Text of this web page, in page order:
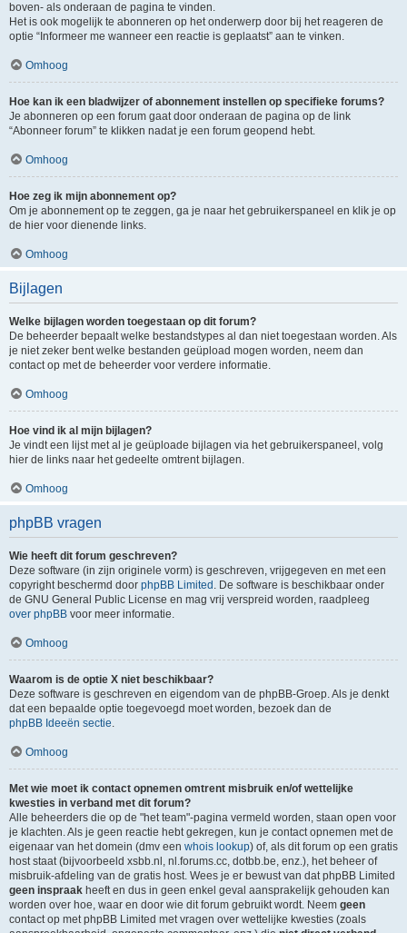
boven- als onderaan de pagina te vinden.
Het is ook mogelijk te abonneren op het onderwerp door bij het reageren de
optie “Informeer me wanneer een reactie is geplaatst” aan te vinken.
Omhoog
Hoe kan ik een bladwijzer of abonnement instellen op specifieke forums?
Je abonneren op een forum gaat door onderaan de pagina op de link
“Abonneer forum” te klikken nadat je een forum geopend hebt.
Omhoog
Hoe zeg ik mijn abonnement op?
Om je abonnement op te zeggen, ga je naar het gebruikerspaneel en klik je op
de hier voor dienende links.
Omhoog
Bijlagen
Welke bijlagen worden toegestaan op dit forum?
De beheerder bepaalt welke bestandstypes al dan niet toegestaan worden. Als
je niet zeker bent welke bestanden geüpload mogen worden, neem dan
contact op met de beheerder voor verdere informatie.
Omhoog
Hoe vind ik al mijn bijlagen?
Je vindt een lijst met al je geüploade bijlagen via het gebruikerspaneel, volg
hier de links naar het gedeelte omtrent bijlagen.
Omhoog
phpBB vragen
Wie heeft dit forum geschreven?
Deze software (in zijn originele vorm) is geschreven, vrijgegeven en met een
copyright beschermd door phpBB Limited . De software is beschikbaar onder
de GNU General Public License en mag vrij verspreid worden, raadpleeg
over phpBB voor meer informatie.
Omhoog
Waarom is de optie X niet beschikbaar?
Deze software is geschreven en eigendom van de phpBB-Groep. Als je denkt
dat een bepaalde optie toegevoegd moet worden, bezoek dan de
phpBB Ideeën sectie.
Omhoog
Met wie moet ik contact opnemen omtrent misbruik en/of wettelijke
kwesties in verband met dit forum?
Alle beheerders die op de "het team"-pagina vermeld worden, staan open voor
je klachten. Als je geen reactie hebt gekregen, kun je contact opnemen met de
eigenaar van het domein (dmv een whois lookup) of, als dit forum op een gratis
host staat (bijvoorbeeld xsbb.nl, nl.forums.cc, dotbb.be, enz.), het beheer of
misbruik-afdeling van de gratis host. Wees je er bewust van dat phpBB Limited
geen inspraak heeft en dus in geen enkel geval aansprakelijk gehouden kan
worden over hoe, waar en door wie dit forum gebruikt wordt. Neem geen
contact op met phpBB Limited met vragen over wettelijke kwesties (zoals